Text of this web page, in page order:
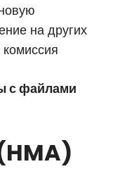
на других
с файлами